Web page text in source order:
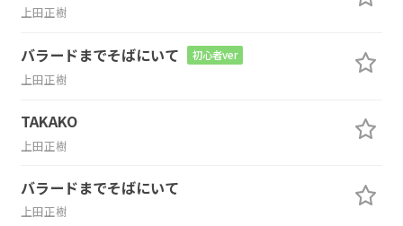
上田正樹
バラードまでそばにいて 初心者ver
上田正樹
TAKAKO
上田正樹
バラードまでそばにいて
上田正樹